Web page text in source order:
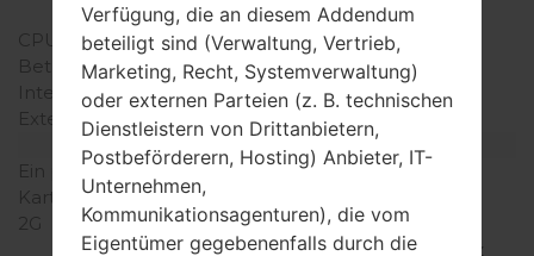
7420 Octa
CPU-Kerne
Octa-core
Betriebsgedächtnis
3GB
Interner Speicher
32/64/128GB
Externer Speicher
-
Netzwerk und Daten
Ein paar Plätze für SIM-
Karten
Nano-SIM
2G
GSM
850/900/1800/1900MHz
Verfügung, die an diesem Addendum
beteiligt sind (Verwaltung, Vertrieb,
Marketing, Recht, Systemverwaltung)
oder externen Parteien (z. B. technischen
Dienstleistern von Drittanbietern,
Postbeförderern, Hosting) Anbieter, IT-
Unternehmen,
Kommunikationsagenturen), die vom
Eigentümer gegebenenfalls durch die